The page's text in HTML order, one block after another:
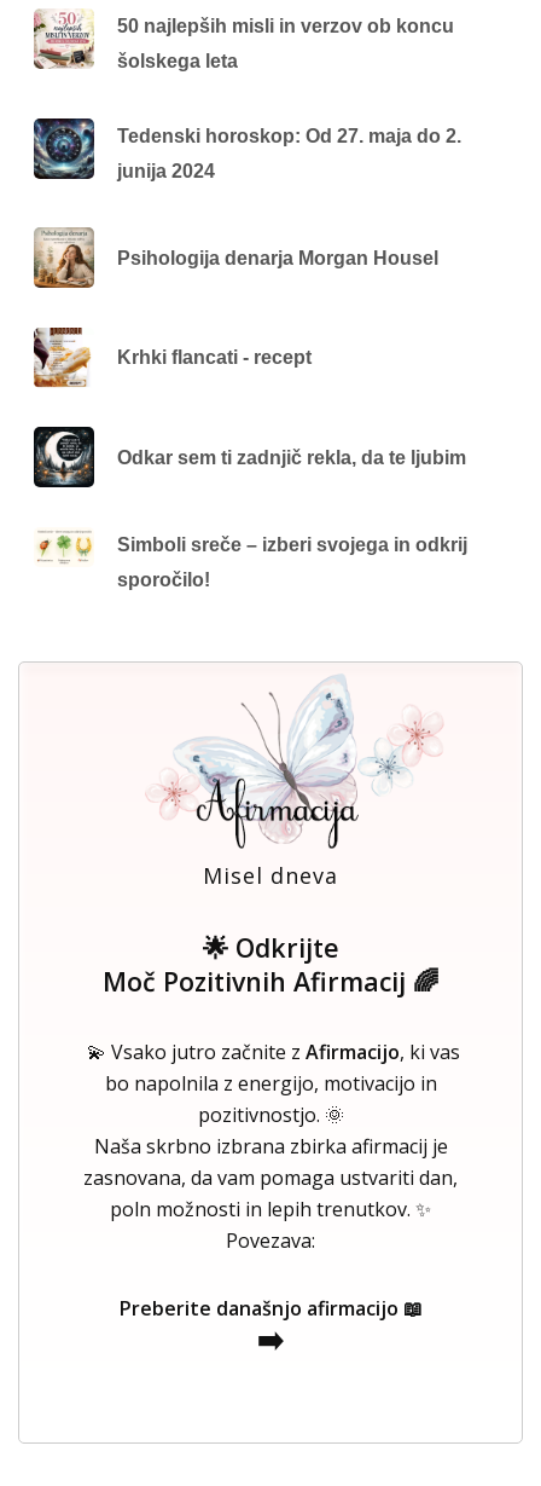
50 najlepših misli in verzov ob koncu
šolskega leta
Tedenski horoskop: Od 27. maja do 2.
junija 2024
Psihologija denarja Morgan Housel
Krhki flancati - recept
Odkar sem ti zadnjič rekla, da te ljubim
Simboli sreče – izberi svojega in odkrij
sporočilo!
Misel dneva
🌟 Odkrijte
Moč Pozitivnih Afirmacij 🌈
💫 Vsako jutro začnite z Afirmacijo, ki vas
bo napolnila z energijo, motivacijo in
pozitivnostjo. 🌞
Naša skrbno izbrana zbirka afirmacij je
zasnovana, da vam pomaga ustvariti dan,
poln možnosti in lepih trenutkov. ✨
Povezava:
Preberite današnjo afirmacijo 📖
➡️